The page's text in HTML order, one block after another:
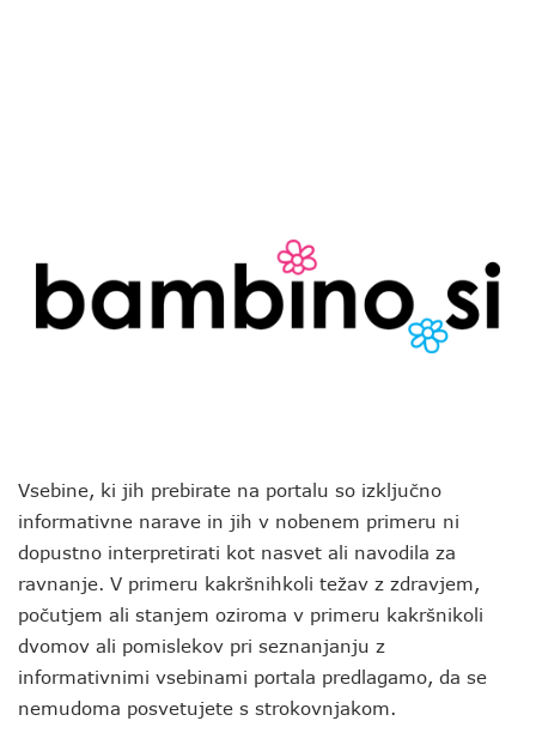
Vsebine, ki jih prebirate na portalu so izključno
informativne narave in jih v nobenem primeru ni
dopustno interpretirati kot nasvet ali navodila za
ravnanje. V primeru kakršnihkoli težav z zdravjem,
počutjem ali stanjem oziroma v primeru kakršnikoli
dvomov ali pomislekov pri seznanjanju z
informativnimi vsebinami portala predlagamo, da se
nemudoma posvetujete s strokovnjakom.